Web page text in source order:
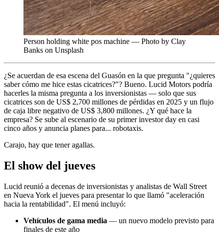
Person holding white pos machine — Photo by Clay
Banks on Unsplash
¿Se acuerdan de esa escena del Guasón en la que pregunta "¿quieres
saber cómo me hice estas cicatrices?"? Bueno. Lucid Motors podría
hacerles la misma pregunta a los inversionistas — solo que sus
cicatrices son de US$ 2,700 millones de pérdidas en 2025 y un flujo
de caja libre negativo de US$ 3,800 millones. ¿Y qué hace la
empresa? Se sube al escenario de su primer investor day en casi
cinco años y anuncia planes para... robotaxis.
Carajo, hay que tener agallas.
El show del jueves
Lucid reunió a decenas de inversionistas y analistas de Wall Street
en Nueva York el jueves para presentar lo que llamó "aceleración
hacia la rentabilidad". El menú incluyó:
Vehículos de gama media — un nuevo modelo previsto para
finales de este año